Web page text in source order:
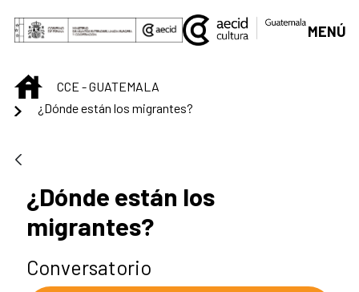
Saltar al contenido principal
MENÚ
INICIOCCE - GUATEMALA
¿Dónde están los migrantes?
¿Dónde están los
migrantes?
Conversatorio